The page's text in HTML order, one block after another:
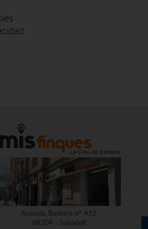
Avenida Barberà nº 422
08204 - Sabadell